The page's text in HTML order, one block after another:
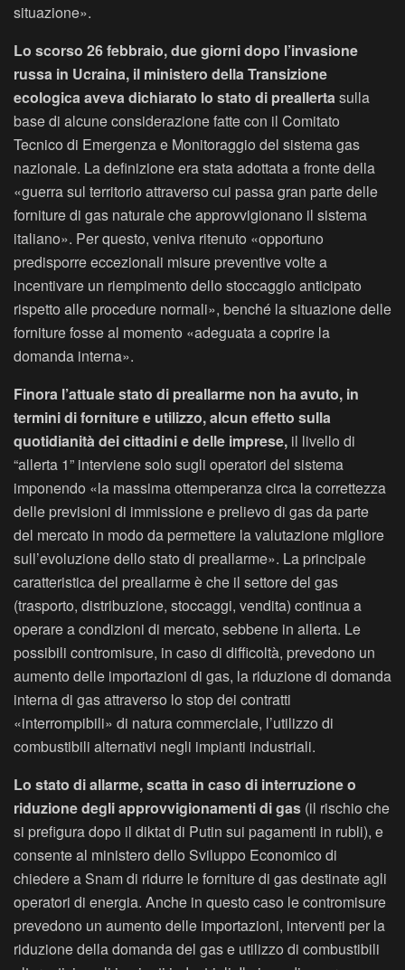
situazione».
Lo scorso 26 febbraio, due giorni dopo l’invasione
russa in Ucraina, il ministero della Transizione
ecologica aveva dichiarato lo stato di preallertasulla
base di alcune considerazione fatte con il Comitato
Tecnico di Emergenza e Monitoraggio del sistema gas
nazionale. La definizione era stata adottata a fronte della
«guerra sul territorio attraverso cui passa gran parte delle
forniture di gas naturale che approvvigionano il sistema
italiano». Per questo, veniva ritenuto «opportuno
predisporre eccezionali misure preventive volte a
incentivare un riempimento dello stoccaggio anticipato
rispetto alle procedure normali», benché la situazione delle
forniture fosse al momento «adeguata a coprire la
domanda interna».
Finora l’attuale stato di preallarme non ha avuto, in
termini di forniture e utilizzo, alcun effetto sulla
quotidianità dei cittadini e delle imprese, il livello di
“allerta 1” interviene solo sugli operatori del sistema
imponendo «la massima ottemperanza circa la correttezza
delle previsioni di immissione e prelievo di gas da parte
del mercato in modo da permettere la valutazione migliore
sull’evoluzione dello stato di preallarme». La principale
caratteristica del preallarme è che il settore del gas
(trasporto, distribuzione, stoccaggi, vendita) continua a
operare a condizioni di mercato, sebbene in allerta. Le
possibili contromisure, in caso di difficoltà, prevedono un
aumento delle importazioni di gas, la riduzione di domanda
interna di gas attraverso lo stop dei contratti
«interrompibili» di natura commerciale, l’utilizzo di
combustibili alternativi negli impianti industriali.
Lo stato di allarme, scatta in caso di interruzione o
riduzione degli approvvigionamenti di gas (il rischio che
si prefigura dopo il diktat di Putin sui pagamenti in rubli), e
consente al ministero dello Sviluppo Economico di
chiedere a Snam di ridurre le forniture di gas destinate agli
operatori di energia. Anche in questo caso le contromisure
prevedono un aumento delle importazioni, interventi per la
riduzione della domanda del gas e utilizzo di combustibili